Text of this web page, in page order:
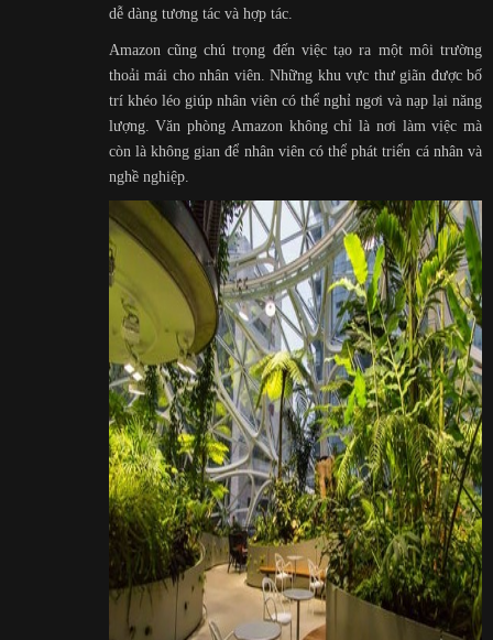
dễ dàng tương tác và hợp tác.
Amazon cũng chú trọng đến việc tạo ra một môi trường
thoải mái cho nhân viên. Những khu vực thư giãn được bố
trí khéo léo giúp nhân viên có thể nghỉ ngơi và nạp lại năng
lượng. Văn phòng Amazon không chỉ là nơi làm việc mà
còn là không gian để nhân viên có thể phát triển cá nhân và
nghề nghiệp.